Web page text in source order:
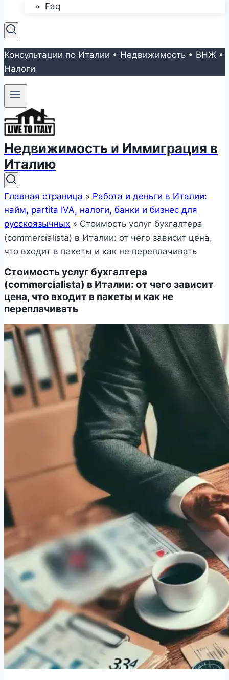
Faq
Консультации по Италии • Недвижимость • ВНЖ •
Налоги
Недвижимость и Иммиграция в
Италию
Главная страница » Работа и деньги в Италии:
найм, partita IVA, налоги, банки и бизнес для
русскоязычных » Стоимость услуг бухгалтера
(commercialista) в Италии: от чего зависит цена,
что входит в пакеты и как не переплачивать
Стоимость услуг бухгалтера
(commercialista) в Италии: от чего зависит
цена, что входит в пакеты и как не
переплачивать